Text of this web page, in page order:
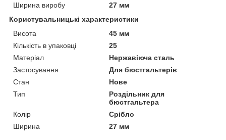
Ширина виробу
27 мм
Користувальницькі характеристики
Висота
45 мм
Кількість в упаковці
25
Матеріал
Нержавіюча сталь
Застосування
Для бюстгальтерів
Стан
Нове
Тип
Роздільник для
бюстгальтера
Колір
Срібло
Ширина
27 мм